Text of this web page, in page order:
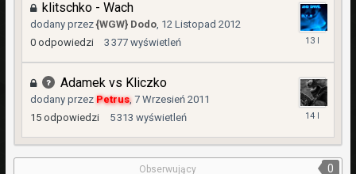
klitschko - Wach
dodany przez{WGW} Dodo, 12 Listopad 2012
0 odpowiedzi 3 377 wyświetleń
12
Adamek vs Kliczko
dodany przez Petrus, 7 Wrzesień 2011
15 odpowiedzi 5 313 wyświetleń
Obserwujący 0